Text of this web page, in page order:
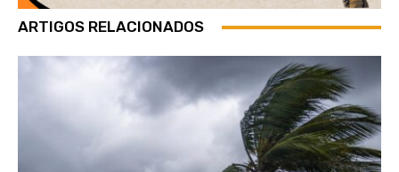
ARTIGOS RELACIONADOS